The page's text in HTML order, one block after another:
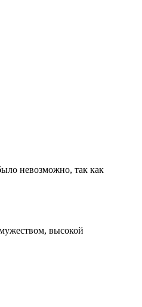
невозможно, так как
высокой